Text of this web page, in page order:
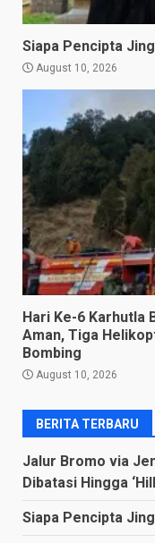
Siapa Pencipta
August 10, 2026
Hari Ke-6 Karhutla
Aman, Tiga
Bombing
August 10, 2026
BERITA TERBARU
Jalur Bromo via
Dibatasi Hingga
Siapa Pencipta